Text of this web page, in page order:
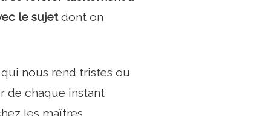
le sujetdont on
nous rend tristes ou
de chaque instant
les maîtres